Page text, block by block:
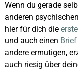
Wenn du gerade
anderen
hier für dich die
und auch einen
andere ermutigen,
auch riesig über